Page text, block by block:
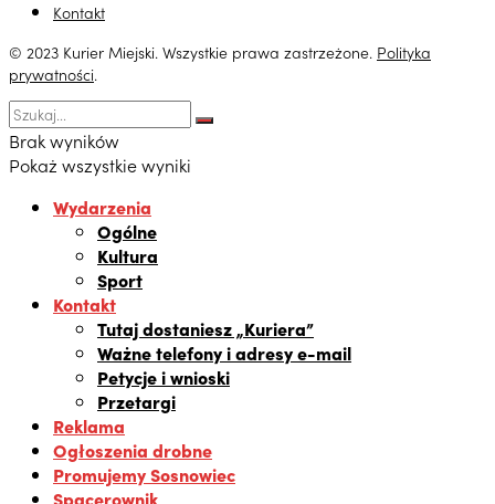
Kontakt
© 2023 Kurier Miejski. Wszystkie prawa zastrzeżone. Polityka
prywatności.
Brak wyników
Pokaż wszystkie wyniki
Wydarzenia
Ogólne
Kultura
Sport
Kontakt
Tutaj dostaniesz „Kuriera”
Ważne telefony i adresy e-mail
Petycje i wnioski
Przetargi
Reklama
Ogłoszenia drobne
Promujemy Sosnowiec
Spacerownik